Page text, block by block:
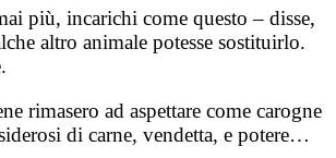
più, incarichi come questo – disse,
altro animale potesse sostituirlo.
rimasero ad aspettare come carogne
di carne, vendetta, e potere…